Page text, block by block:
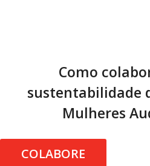
Como
sustentabilidade
Mulheres
COLABORE